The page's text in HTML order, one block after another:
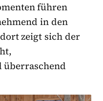
führen
in den
zeigt sich der
überraschend